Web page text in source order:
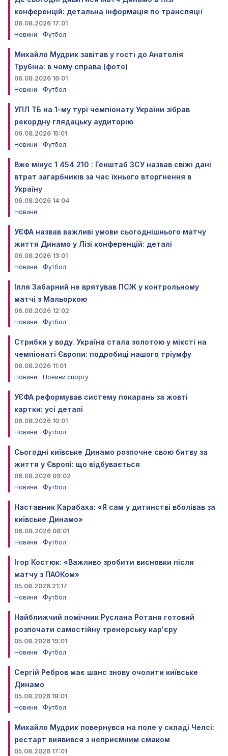
конференцій: детальна інформація по трансляції
06.08.2026 17:01
Новини
Футбол
Михайло Мудрик завітав у гості до Анатолія
Трубіна: в чому справа (фото)
06.08.2026 16:01
Новини
Футбол
УПЛ ТБ на 1-му турі чемпіонату України зібрав
рекордну глядацьку аудиторію
06.08.2026 15:01
Новини
Футбол
Вже мінус 1 454 210 : Генштаб ЗСУ назвав свіжі дані
втрат загарбників за час їхнього вторгнення в
Україну
06.08.2026 14:04
Новини
УЄФА назвав важливі умови сьогоднішнього матчу
життя Динамо у Лізі конференцій: деталі
06.08.2026 13:01
Новини
Футбол
Ілля Забарний не врятував ПСЖ у контрольному
матчі з Мальоркою
06.08.2026 12:02
Новини
Футбол
Стрибки у воду. Україна стала золотою у міксті на
чемпіонаті Європи: подробиці нашого тріумфу
06.08.2026 11:01
Новини
Новини спорту
УЄФА реформував систему покарань за жовті
картки: усі деталі
06.08.2026 10:01
Новини
Футбол
Сьогодні київське Динамо розпочне свою битву за
життя у Європі: що відбувається
06.08.2026 09:02
Новини
Футбол
Наставник Карабаха: «Я сам у дитинстві вболівав за
київське Динамо»
06.08.2026 08:01
Новини
Футбол
Ігор Костюк: «Важливо зробити висновки після
матчу з ПАОКом»
05.08.2026 21:17
Новини
Футбол
Найближчий помічник Руслана Ротаня готовий
розпочати самостійну тренерську кар'єру
05.08.2026 19:01
Новини
Футбол
Сергій Ребров має шанс знову очолити київське
Динамо
05.08.2026 18:01
Новини
Футбол
Михайло Мудрик повернувся на поле у складі Челсі:
рестарт виявився з неприємним смаком
05.08.2026 17:01